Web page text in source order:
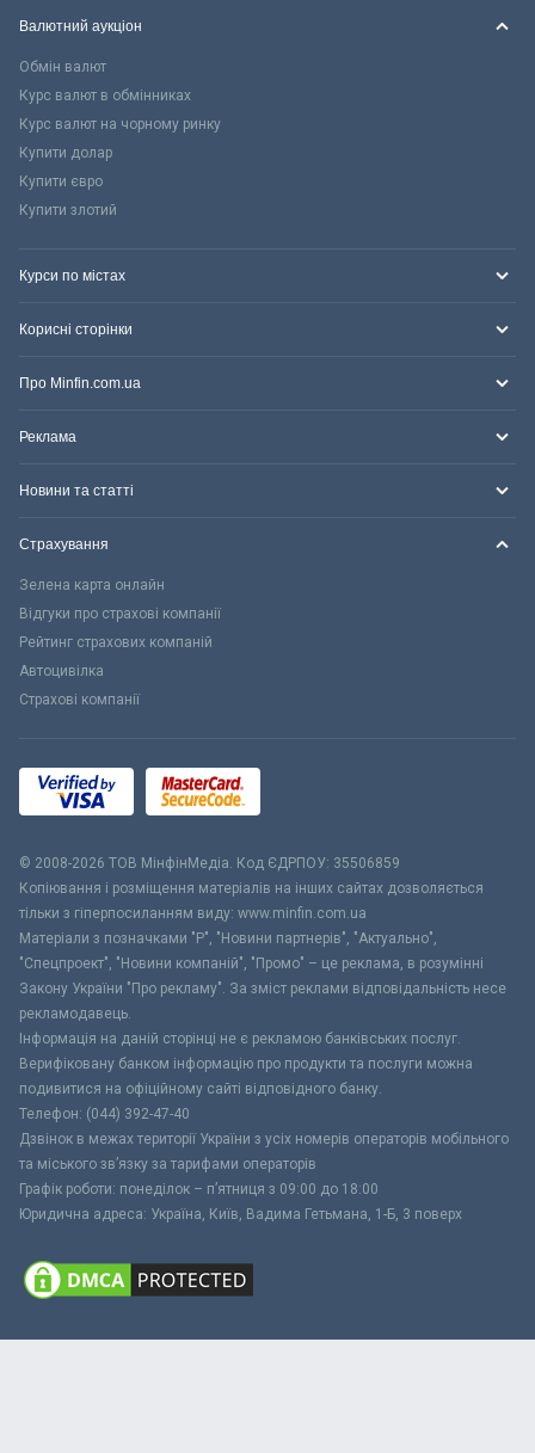
Валютний аукціон
Обмін валют
Курс валют в обмінниках
Курс валют на чорному ринку
Купити долар
Купити євро
Купити злотий
Курси по містах
Корисні сторінки
Про Minfin.com.ua
Реклама
Новини та статті
Страхування
Зелена карта онлайн
Відгуки про страхові компанії
Рейтинг страхових компаній
Автоцивілка
Страхові компанії
© 2008-2026 ТОВ МiнфiнМедiа. Код ЄДРПОУ: 35506859
Копіювання і розміщення матеріалів на інших сайтах дозволяється
тільки з гіперпосиланням виду: www.minfin.com.ua
Матеріали з позначками "Р", "Новини партнерів", "Актуально",
"Спецпроект", "Новини компаній", "Промо" – це реклама, в розумінні
Закону України "Про рекламу". За зміст реклами відповідальність несе
рекламодавець.
Інформація на даній сторінці не є рекламою банківських послуг.
Верифіковану банком інформацію про продукти та послуги можна
подивитися на офіційному сайті відповідного банку.
Телефон: (044) 392-47-40
Дзвінок в межах території України з усіх номерів операторів мобільного
та міського зв’язку за тарифами операторів
Графік роботи: понеділок – п’ятниця з 09:00 до 18:00
Юридична адреса: Україна, Київ, Вадима Гетьмана, 1-Б, 3 поверх